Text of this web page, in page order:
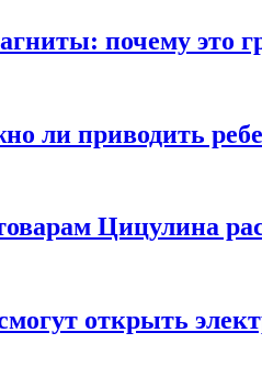
почему это
ли приводить
Цицулина
открыть